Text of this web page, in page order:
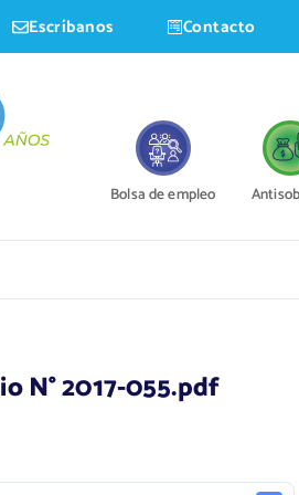
Escríbanos Contacto
Bolsa de empleo
N° 2017-055.pdf